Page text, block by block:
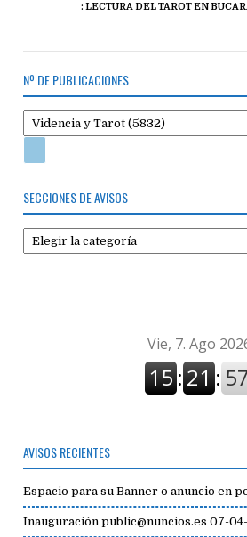
: LECTURA DEL TAROT EN
Nº DE PUBLICACIONES
SECCIONES DE AVISOS
Secciones
de
AVISOS RECIENTES
Espacio para su Banner o anuncio en
Inauguración public@nuncios.es 07-